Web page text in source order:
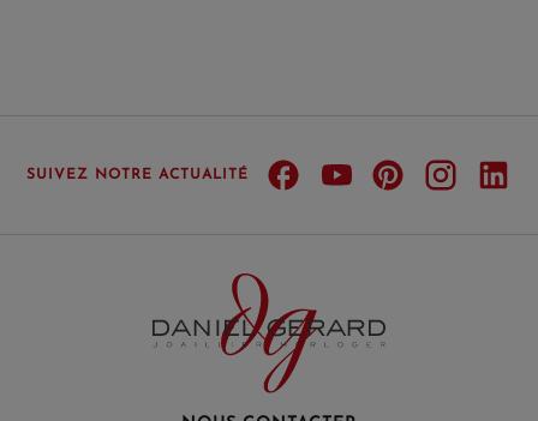
SUIVEZ NOTRE ACTUALITÉ